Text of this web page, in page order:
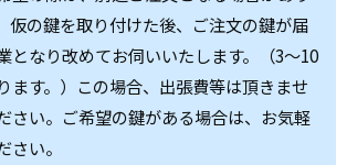
仮の鍵を取り付けた後、ご注文の鍵が届
となり改めてお伺いいたします。（3～10
ます。）この場合、出張費等は頂きませ
さい。ご希望の鍵がある場合は、お気軽
さい。